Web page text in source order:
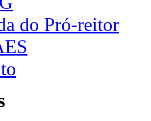
do Pró-reitor